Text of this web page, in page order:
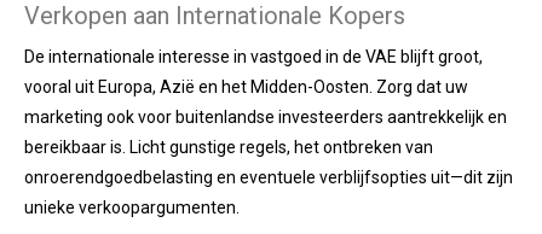
Verkopen aan Internationale Kopers
De internationale interesse in vastgoed in de VAE blijft groot,
vooral uit Europa, Azië en het Midden-Oosten. Zorg dat uw
marketing ook voor buitenlandse investeerders aantrekkelijk en
bereikbaar is. Licht gunstige regels, het ontbreken van
onroerendgoedbelasting en eventuele verblijfsopties uit—dit zijn
unieke verkoopargumenten.